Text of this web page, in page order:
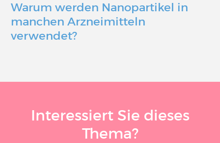
Warum werden Nanopartikel in
manchen Arzneimitteln
verwendet?
Interessiert Sie dieses
Thema?